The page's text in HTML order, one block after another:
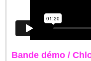
Bande démo /